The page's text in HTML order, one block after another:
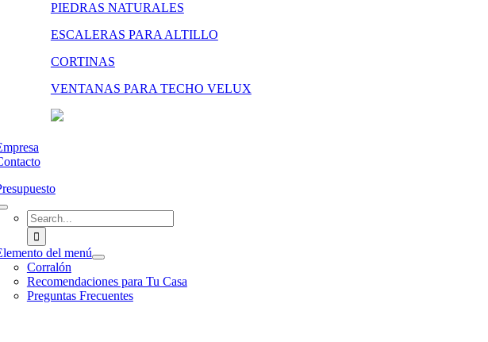
PIEDRAS NATURALES
ESCALERAS PARA ALTILLO
CORTINAS
VENTANAS PARA TECHO VELUX
Search
for:
del menú
Corralón
Recomendaciones para Tu Casa
Preguntas Frecuentes